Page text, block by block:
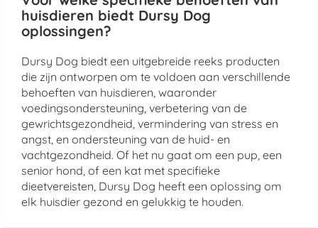
huisdieren biedt Dursy Dog
oplossingen?
Dursy Dog biedt een uitgebreide reeks producten
die zijn ontworpen om te voldoen aan verschillende
behoeften van huisdieren, waaronder
voedingsondersteuning, verbetering van de
gewrichtsgezondheid, vermindering van stress en
angst, en ondersteuning van de huid- en
vachtgezondheid. Of het nu gaat om een pup, een
senior hond, of een kat met specifieke
dieetvereisten, Dursy Dog heeft een oplossing om
elk huisdier gezond en gelukkig te houden.